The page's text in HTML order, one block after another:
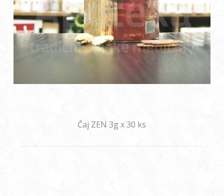
Čaj ZEN 3g x 30 ks